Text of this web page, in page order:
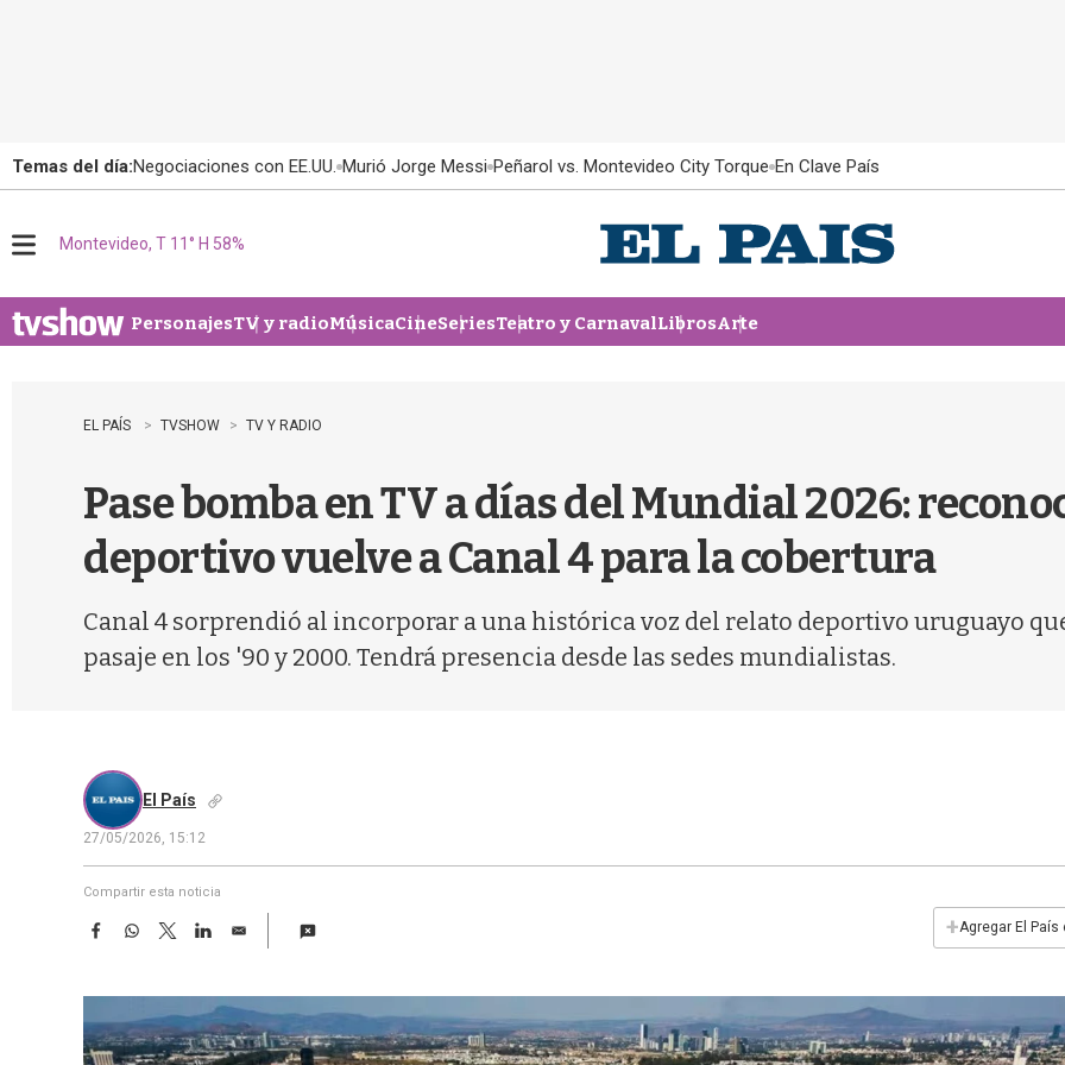
Temas del día:Negociaciones con EE.UU. Murió Jorge Messi Peñarol vs. Montevideo City Torque En Clave País
u
Montevideo, T 11° H 58%
PersonajesTV y radioMúsicaCineSeriesTeatro y CarnavalLibrosArte
EL PAÍS TVSHOW TV Y RADIO
Pase bomba en TV a días del Mundial 2026:
deportivo vuelve a Canal 4 para la cobertura
Canal 4 sorprendió al incorporar a una histórica voz del relato deportivo uruguayo
pasaje en los '90 y 2000. Tendrá presencia desde las sedes mundialistas.
El País
27/05/2026, 15:12
Compartir esta noticia
F
e
b
o
W
t
s
A
T
w
t
t
e
L
k
e
d
E
i
l
+Agregar El País